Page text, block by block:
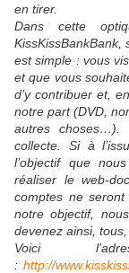
en tirer.
Dans cette
KissKissBankBank,
est simple : vous
et que vous
d’y contribuer et,
notre part (DVD,
autres choses…).
collecte. Si à
l’objectif que
réaliser le web-
comptes ne
notre objectif,
devenez ainsi,
Voici
: http://